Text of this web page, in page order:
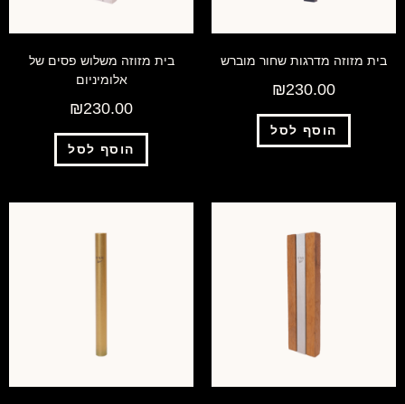
בית מזוזה מדרגות שחור מוברש
₪230.00
הוסף לסל
בית מזוזה משלוש פסים של
אלומיניום
₪230.00
הוסף לסל